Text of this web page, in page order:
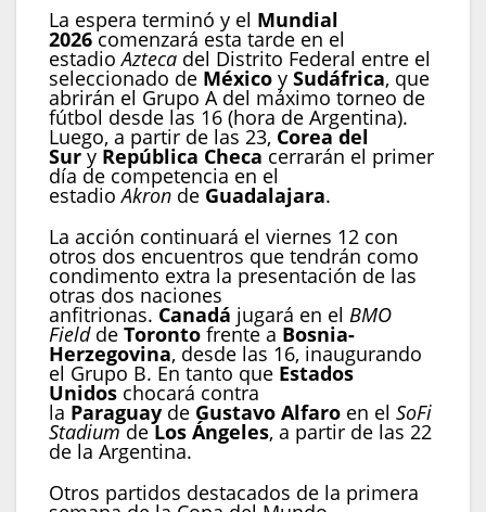
La espera terminó y el Mundial
2026comenzará esta tarde en el
estadioAzteca del Distrito Federal entre el
seleccionado de México y Sudáfrica, que
abrirán el Grupo A del máximo torneo de
fútbol desde las 16 (hora de Argentina).
Luego, a partir de las 23, Corea del
Sury República Checa cerrarán el primer
día de competencia en el
estadioAkron de Guadalajara.
La acción continuará el viernes 12 con
otros dos encuentros que tendrán como
condimento extra la presentación de las
otras dos naciones
anfitrionas. Canadá jugará en el BMO
Fieldde Toronto frente a Bosnia-
Herzegovina, desde las 16, inaugurando
el Grupo B. En tanto que Estados
Unidos chocará contra
la Paraguay de Gustavo Alfaro en el SoFi
StadiumdeLos Ángeles, a partir de las 22
de la Argentina.
Otros partidos destacados de la primera